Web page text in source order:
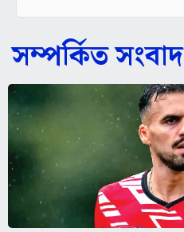
সম্পর্কিত সংবাদ